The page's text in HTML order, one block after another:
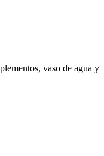
vaso de agua y